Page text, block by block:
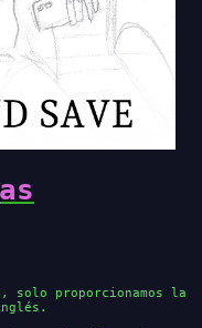
solo proporcionamos la